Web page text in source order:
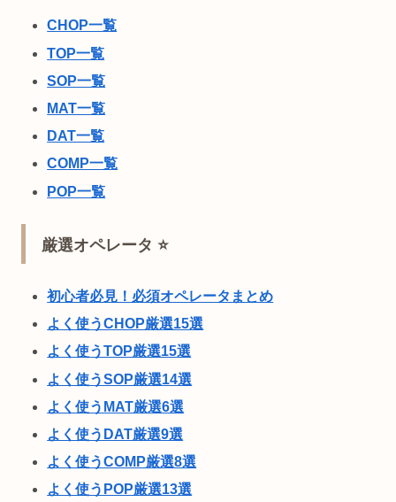
CHOP一覧
TOP一覧
SOP一覧
MAT一覧
DAT一覧
COMP一覧
POP一覧
厳選オペレータ ⭐
初心者必見！必須オペレータまとめ
よく使うCHOP厳選15選
よく使うTOP厳選15選
よく使うSOP厳選14選
よく使うMAT厳選6選
よく使うDAT厳選9選
よく使うCOMP厳選8選
よく使うPOP厳選13選